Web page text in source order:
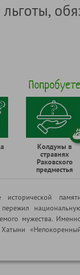
Попробуете
Колдуны в
стравнях
Раковского
предместья
мужества.